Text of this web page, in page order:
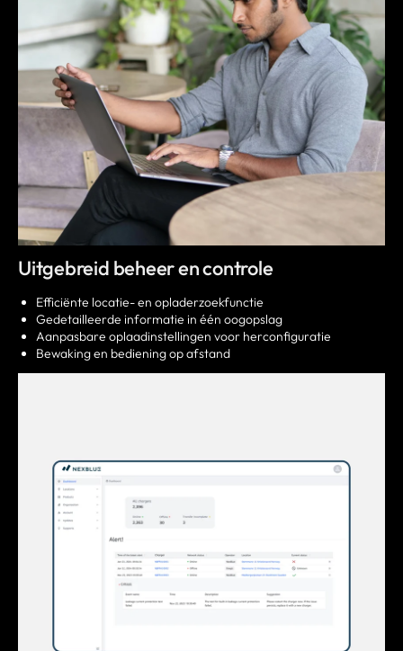
Uitgebreid beheer en controle
Efficiënte locatie- en opladerzoekfunctie
Gedetailleerde informatie in één oogopslag
Aanpasbare oplaadinstellingen voor herconfiguratie
Bewaking en bediening op afstand